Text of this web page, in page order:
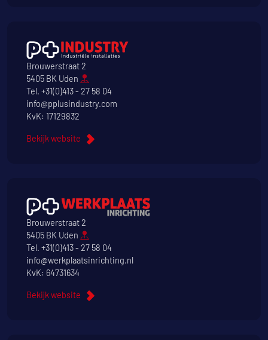
Brouwerstraat 2
5405 BK Uden
Tel. +31(0)413 - 27 58 04
info@pplusindustry.com
KvK: 17129832
Bekijk website
Brouwerstraat 2
5405 BK Uden
Tel. +31(0)413 - 27 58 04
info@werkplaatsinrichting.nl
KvK: 64731634
Bekijk website